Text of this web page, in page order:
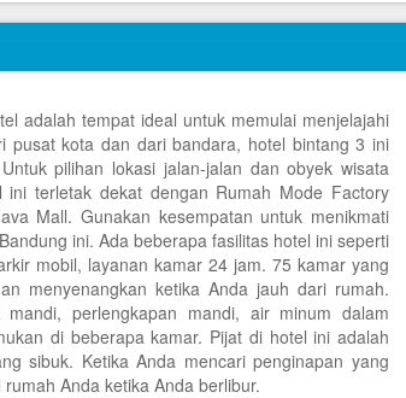
adalah tempat ideal untuk memulai menjelajahi
pusat kota dan dari bandara, hotel bintang 3 ini
pilihan lokasi jalan-jalan dan obyek wisata
terletak dekat dengan Rumah Mode Factory
Mall. Gunakan kesempatan untuk menikmati
ini. Ada beberapa fasilitas hotel ini seperti
mobil, layanan kamar 24 jam. 75 kamar yang
menyenangkan ketika Anda jauh dari rumah.
perlengkapan mandi, air minum dalam
di beberapa kamar. Pijat di hotel ini adalah
sibuk. Ketika Anda mencari penginapan yang
Anda ketika Anda berlibur.